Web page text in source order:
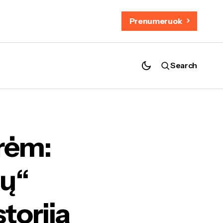
Prenumeruok
Search
istorija